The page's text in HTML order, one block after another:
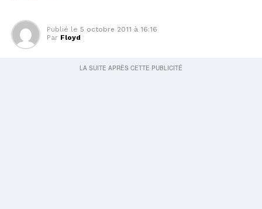
Publié le 5 octobre 2011 à 16:16
Par Floyd